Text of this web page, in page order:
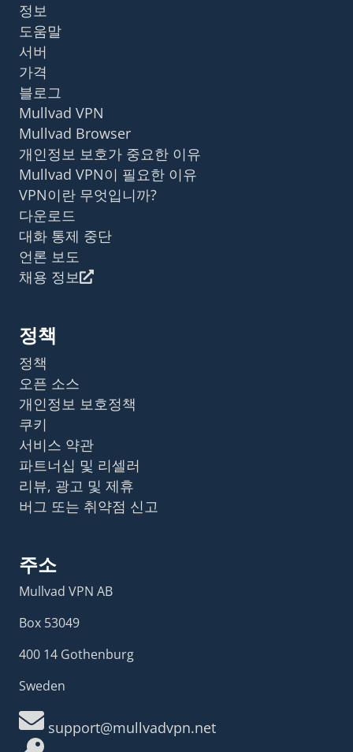
정보
도움말
서버
가격
블로그
Mullvad VPN
Mullvad Browser
개인정보 보호가 중요한 이유
Mullvad VPN이 필요한 이유
VPN이란 무엇입니까?
다운로드
대화 통제 중단
언론 보도
채용 정보
정책
정책
오픈 소스
개인정보 보호정책
쿠키
서비스 약관
파트너십 및 리셀러
리뷰, 광고 및 제휴
버그 또는 취약점 신고
주소
Mullvad VPN AB
Box 53049
400 14 Gothenburg
Sweden
support@mullvadvpn.net